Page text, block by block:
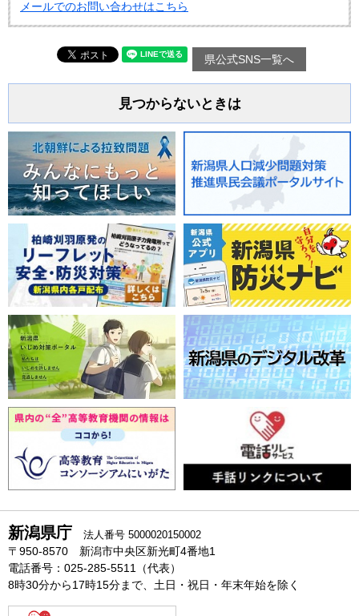
メールでのお問い合わせはこちら
県公式SNS一覧へ
見つからないときは
新潟県庁 法人番号 5000020150002
〒950-8570 新潟市中央区新光町4番地1
電話番号：025-285-5511（代表）
8時30分から17時15分まで、土日・祝日・年末年始を除く